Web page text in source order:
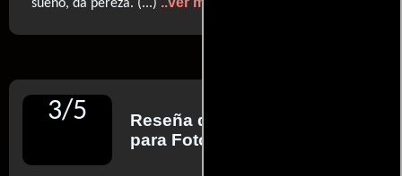
sueño, da pereza. (...)
3/5 Reseña de
para Fotogramas